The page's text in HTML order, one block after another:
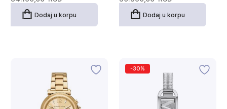
Dodaj u korpu Dodaj u korpu
-30%